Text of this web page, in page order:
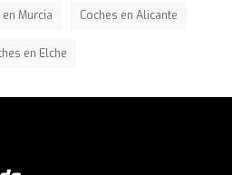
en Murcia Coches en Alicante
en Elche